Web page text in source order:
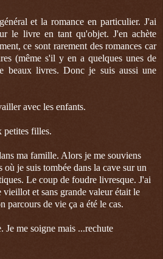
et la romance en particulier. J'ai
le livre en tant qu'objet. J'en achète
ce sont rarement des romances car
(même s'il y en a quelques unes de
beaux livres. Donc je suis aussi une
avec les enfants.
petites filles.
ma famille. Alors je me souviens
je suis tombée dans la cave sur un
Le coup de foudre livresque. J'ai
et sans grande valeur était le
parcours de vie ça a été le cas.
Je me soigne mais ...rechute